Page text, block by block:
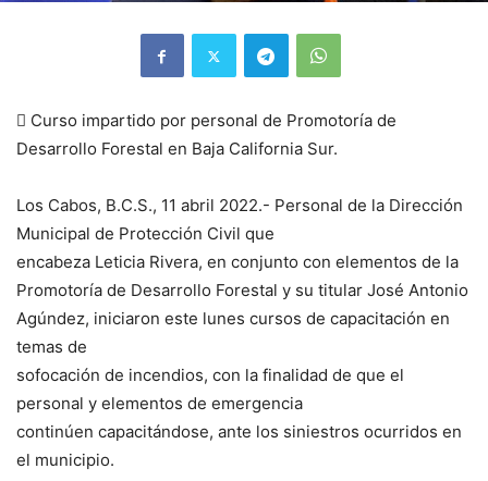
 Curso impartido por personal de Promotoría de
Desarrollo Forestal en Baja California Sur.
Los Cabos, B.C.S., 11 abril 2022.- Personal de la Dirección
Municipal de Protección Civil que
encabeza Leticia Rivera, en conjunto con elementos de la
Promotoría de Desarrollo Forestal y su titular José Antonio
Agúndez, iniciaron este lunes cursos de capacitación en
temas de
sofocación de incendios, con la finalidad de que el
personal y elementos de emergencia
continúen capacitándose, ante los siniestros ocurridos en
el municipio.